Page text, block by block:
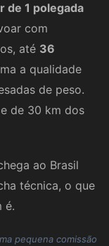
de 1 polegada
com
até 36
a qualidade
de peso.
de 30 km dos
ao Brasil
técnica, o que
é.
pequena comissão